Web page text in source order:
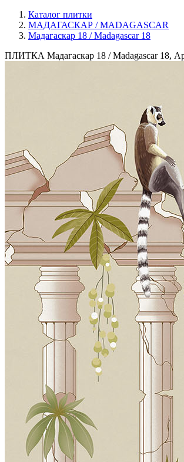
Каталог плитки
МАДАГАСКАР / MADAGASCAR
Мадагаскар 18 / Madagascar 18
ПЛИТКА Мадагаскар 18 / Madagascar 18,